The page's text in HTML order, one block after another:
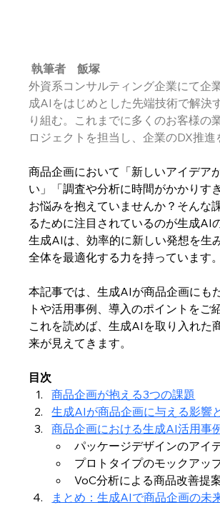
執筆者　飯塚
外資系コンサルティング企業にて企
成AIをはじめとした先端技術で解決
り組む。これまでに多くのお客様の
ロジェクトを担当し、企業のDX推進
商品企画において「新しいアイデア
い」「調査や分析に時間がかかりす
お悩みを抱えていませんか？そんな
るために注目されているのが生成AI
生成AIは、効率的に新しい発想を生
全体を最適化する力を持っています。
本記事では、生成AIが商品企画にも
トや活用事例、導入のポイントをご
これを読めば、生成AIを取り入れた
来が見えてきます。
目次
商品企画が抱える3つの課題
生成AIが商品企画に与える影響
商品企画における生成AI活用事
パッケージデザインのアイ
プロトタイプのモックアッ
VoC分析による商品改善提
まとめ：生成AIで商品企画の未